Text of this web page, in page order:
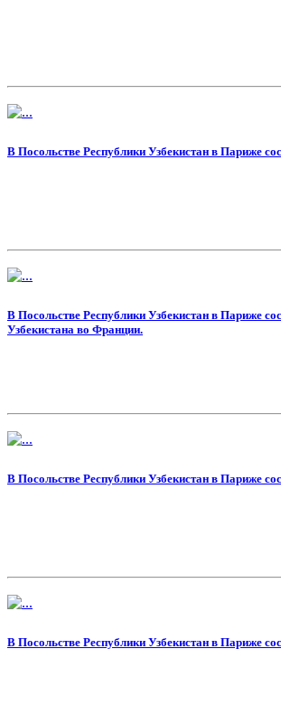
В Посольстве Республики Узбекистан в Париже
В Посольстве Республики Узбекистан в Париже
Узбекистана во Франции.
В Посольстве Республики Узбекистан в Париже
В Посольстве Республики Узбекистан в Париже